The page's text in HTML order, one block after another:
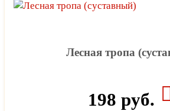
Лесная тропа
198 руб.